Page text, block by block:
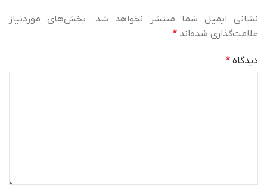
نشانی ایمیل شما منتشر نخواهد شد.
بخش‌های موردنیاز
علامت‌گذاری شده‌اند *
دیدگاه *